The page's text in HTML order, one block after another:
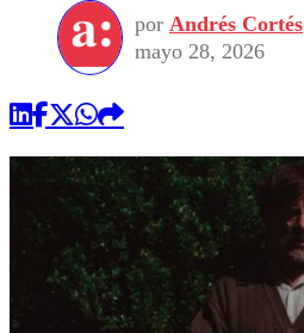
por Andrés Cortés
mayo 28, 2026